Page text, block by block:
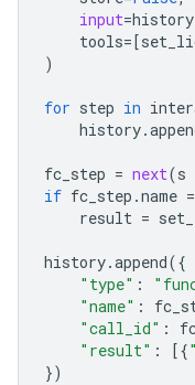
input=history
tools= [
)
for step in
history.
fc_step = next(s
if fc_step .name
result =
history.append({
"type" :
"name" :
"call_id" :
"result" : [{
})